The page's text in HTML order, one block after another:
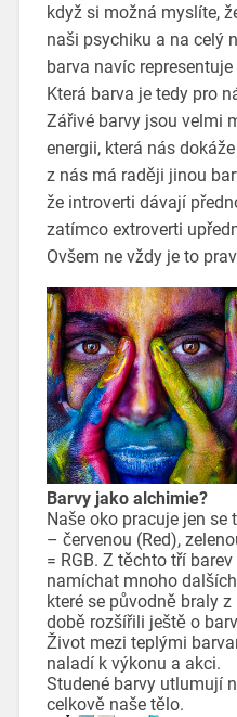
když si možná myslíte,
naši psychiku a na celý
barva navíc
Která barva je tedy pro
Zářivé barvy jsou velmi
energii, která nás
z nás má raději jinou
že introverti dávají
zatímco extroverti
Ovšem ne vždy je to
Barvy jako alchimie?
Naše oko pracuje jen
– červenou (Red),
= RGB. Z těchto tří
namíchat mnoho
které se původně braly
době rozšířili ještě o
Život mezi teplými
naladí k výkonu a akci.
Studené barvy utlumují
celkově naše tělo.